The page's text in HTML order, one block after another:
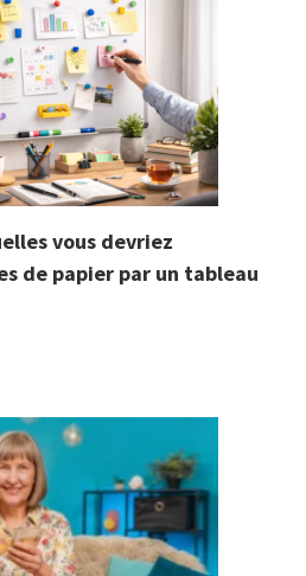
vous devriez
de papier par un tableau